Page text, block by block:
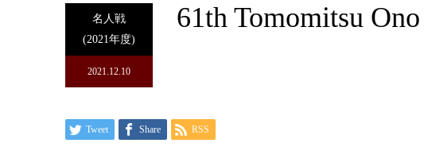
名人戦
(2021年度)
2021.12.10
61th Tomomitsu Ono
Tweet Share RSS